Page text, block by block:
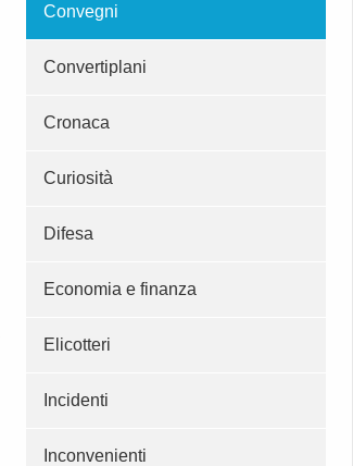
Convegni
Convertiplani
Cronaca
Curiosità
Difesa
Economia e finanza
Elicotteri
Incidenti
Inconvenienti